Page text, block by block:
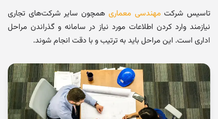
تاسیس شرکت مهندسی معماری همچون سایر شرکت‌های تجاری
نیازمند وارد کردن اطلاعات مورد نیاز در سامانه و گذراندن مراحل
اداری است. این مراحل باید به ترتیب و با دقت انجام شوند.